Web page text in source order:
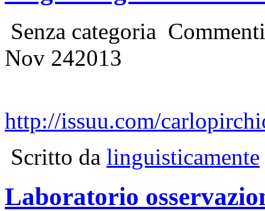
Senza categoria
Nov 242013
http://issuu.com/
Scritto da linguisticamente
Laboratorio